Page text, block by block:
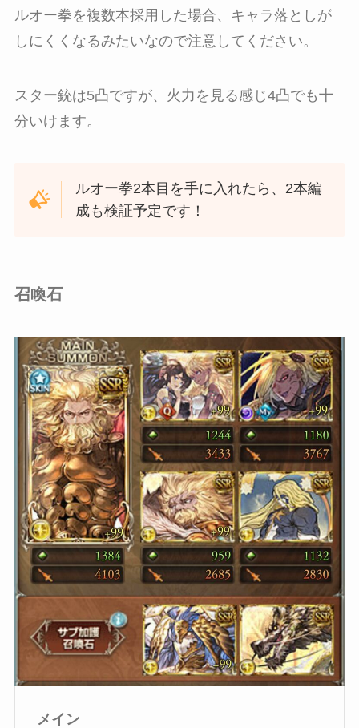
ルオー拳を複数本採用した場合、キャラ落としが
しにくくなるみたいなので注意してください。
スター銃は5凸ですが、火力を見る感じ4凸でも十
分いけます。
ルオー拳2本目を手に入れたら、2本編
成も検証予定です！
召喚石
メイン